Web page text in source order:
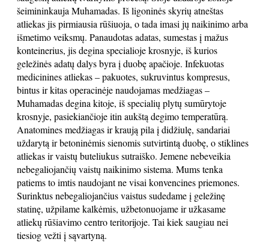
šeimininkauja Muhamadas. Iš ligoninės skyrių atneštas
atliekas jis pirmiausia rūšiuoja, o tada imasi jų naikinimo arba
išmetimo veiksmų. Panaudotas adatas, sumestas į mažus
konteinerius, jis degina specialioje krosnyje, iš kurios
geležinės adatų dalys byra į duobę apačioje. Infekuotas
medicinines atliekas – pakuotes, sukruvintus kompresus,
bintus ir kitas operacinėje naudojamas medžiagas –
Muhamadas degina kitoje, iš specialių plytų sumūrytoje
krosnyje, pasiekiančioje itin aukštą degimo temperatūrą.
Anatomines medžiagas ir kraują pila į didžiulę, sandariai
uždarytą ir betoninėmis sienomis sutvirtintą duobę, o stiklines
atliekas ir vaistų buteliukus sutraiško. Jemene nebeveikia
nebegaliojančių vaistų naikinimo sistema. Mums tenka
patiems to imtis naudojant ne visai konvencines priemones.
Surinktus nebegaliojančius vaistus sudedame į geležinę
statinę, užpilame kalkėmis, užbetonuojame ir užkasame
atliekų rūšiavimo centro teritorijoje. Tai kiek saugiau nei
tiesiog vežti į sąvartyną.